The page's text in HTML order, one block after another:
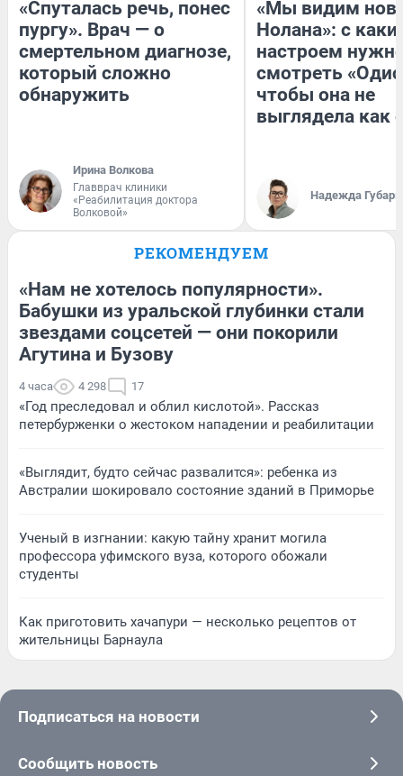
«Спуталась речь, понес
пургу». Врач — о
смертельном диагнозе,
который сложно
обнаружить
Ирина Волкова
Главврач клиники
«Реабилитация доктора
Волковой»
«Мы видим
Нолана»: с
настроем
смотреть
чтобы она не
выглядела как
Надежда Губарь
РЕКОМЕНДУЕМ
«Нам не хотелось популярности».
Бабушки из уральской глубинки стали
звездами соцсетей — они покорили
Агутина и Бузову
4 часа 4 298 17
«Год преследовал и облил кислотой». Рассказ
петербурженки о жестоком нападении и реабилитации
«Выглядит, будто сейчас развалится»: ребенка из
Австралии шокировало состояние зданий в Приморье
Ученый в изгнании: какую тайну хранит могила
профессора уфимского вуза, которого обожали
студенты
Как приготовить хачапури — несколько рецептов от
жительницы Барнаула
Подписаться на новости
Сообщить новость